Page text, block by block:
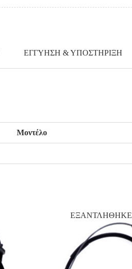
ΕΓΓΥΗΣΗ & ΥΠΟΣΤΗΡΙΞΗ
Μοντέλο
ΕΞΑΝΤΛΗΘΗΚΕ